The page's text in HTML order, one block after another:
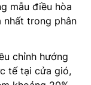
mẫu điều hòa
nhất trong phân
chỉnh hướng
tế tại cửa gió,